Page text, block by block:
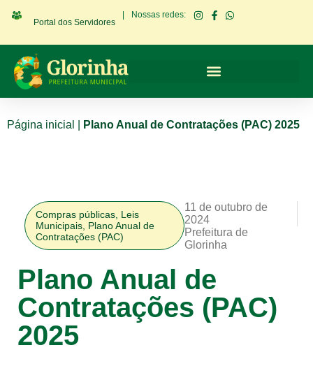
Portal dos Servidores
Nossas redes:
Página inicial Plano Anual de Contratações (PAC) 2025
Compras públicas Leis
Municipais Plano Anual de
Contratações (PAC)
11 de outubro de
2024
Prefeitura de
Glorinha
Plano Anual de
Contratações (PAC)
2025